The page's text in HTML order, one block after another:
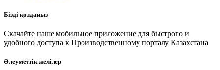
Бізді қолдаңыз
Скачайте наше мобильное приложение для быстрого и
удобного доступа к Производственному порталу Казахстана
Әлеуметтік желілер